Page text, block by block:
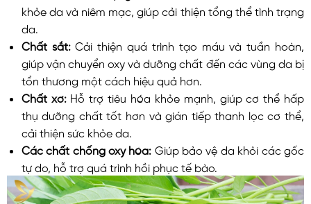
khỏe da và niêm mạc, giúp cải thiện tổng thể tình trạng
da.
Chất sắt:Cải thiện quá trình tạo máu và tuần hoàn,
giúp vận chuyển oxy và dưỡng chất đến các vùng da bị
tổn thương một cách hiệu quả hơn.
Chất xơ: Hỗ trợ tiêu hóa khỏe mạnh, giúp cơ thể hấp
thụ dưỡng chất tốt hơn và gián tiếp thanh lọc cơ thể,
cải thiện sức khỏe da.
Các chất chống oxy hóa: Giúp bảo vệ da khỏi các gốc
tự do, hỗ trợ quá trình hồi phục tế bào.